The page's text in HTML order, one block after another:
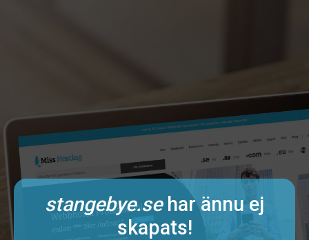
stangebye.sehar ännu ej
skapats!